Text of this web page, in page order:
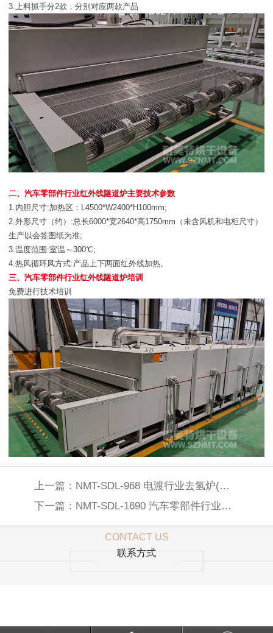
3.上料抓手分2款，分别对应两款产品
二、汽车零部件行业红外线隧道炉主要技术参数
1.内胆尺寸:加热区：L4500*W2400*H100mm;
2.外形尺寸（约）:总长6000*宽2640*高1750mm（未含风机和电柜尺寸）
生产以会签图纸为准;
3.温度范围:室温～300℃;
4.热风循环风方式:产品上下两面红外线加热。
三、汽车零部件行业红外线隧道炉培训
免费进行技术培训
上一篇： NMT-SDL-968 电渡行业去氢炉(鸿利)
下一篇： NMT-SDL-1690 汽车零部件行业隧道炉烘干线(江苏延立汽车零部件)
CONTACT US
联系方式